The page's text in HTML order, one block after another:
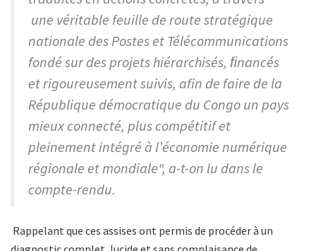
une véritable feuille de route stratégique
nationale des Postes et Télécommunications
fondé sur des projets hiérarchisés, ﬁnancés
et rigoureusement suivis, afin de faire de la
République démocratique du Congo un pays
mieux connecté, plus compétitif et
pleinement intégré à l’économie numérique
régionale et mondiale", a-t-on lu dans le
compte-rendu.
Rappelant que ces assises ont permis de procéder à un